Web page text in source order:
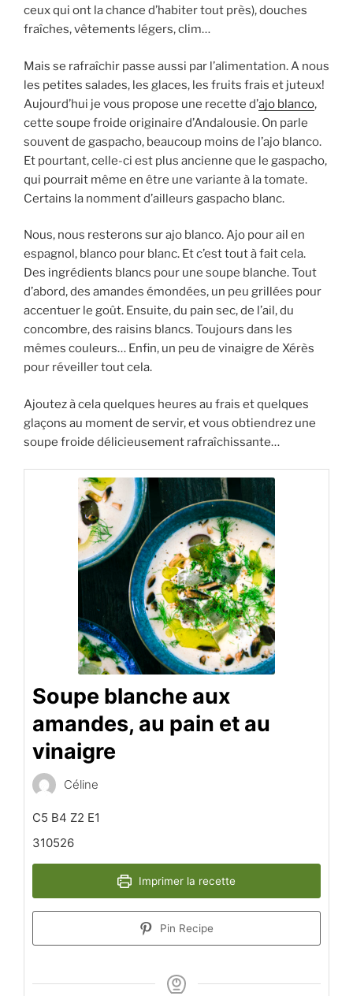
ceux qui ont la chance d’habiter tout près), douches
fraîches, vêtements légers, clim…
Mais se rafraîchir passe aussi par l’alimentation. A nous
les petites salades, les glaces, les fruits frais et juteux!
Aujourd’hui je vous propose une recette d’ajo blanco,
cette soupe froide originaire d’Andalousie. On parle
souvent de gaspacho, beaucoup moins de l’ajo blanco.
Et pourtant, celle-ci est plus ancienne que le gaspacho,
qui pourrait même en être une variante à la tomate.
Certains la nomment d’ailleurs gaspacho blanc.
Nous, nous resterons sur ajo blanco. Ajo pour ail en
espagnol, blanco pour blanc. Et c’est tout à fait cela.
Des ingrédients blancs pour une soupe blanche. Tout
d’abord, des amandes émondées, un peu grillées pour
accentuer le goût. Ensuite, du pain sec, de l’ail, du
concombre, des raisins blancs. Toujours dans les
mêmes couleurs… Enfin, un peu de vinaigre de Xérès
pour réveiller tout cela.
Ajoutez à cela quelques heures au frais et quelques
glaçons au moment de servir, et vous obtiendrez une
soupe froide délicieusement rafraîchissante…
Soupe blanche aux
amandes, au pain et au
vinaigre
Céline
C5 B4 Z2 E1
310526
Imprimer la recette
Pin Recipe